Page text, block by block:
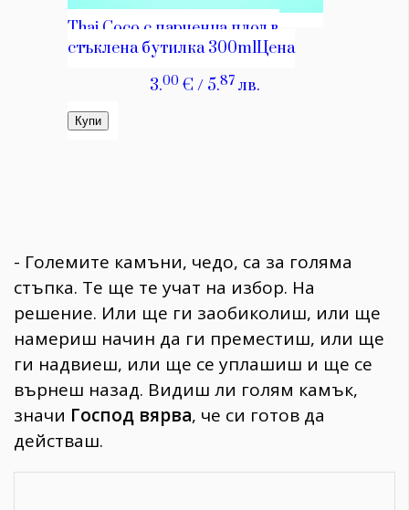
- Големите камъни, чедо, са за голяма
стъпка. Те ще те учат на избор. На
решение. Или ще ги заобиколиш, или ще
намериш начин да ги преместиш, или ще
ги надвиеш, или ще се уплашиш и ще се
върнеш назад. Видиш ли голям камък,
значи Господ вярва, че си готов да
действаш.